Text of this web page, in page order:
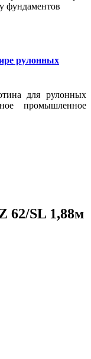
фундаментов
рулонных
для рулонных
промышленное
62/SL 1,88м